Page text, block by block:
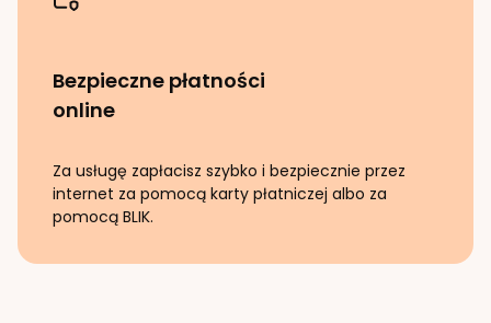
Bezpieczne płatności
online
Za usługę zapłacisz szybko i bezpiecznie przez
internet za pomocą karty płatniczej albo za
pomocą BLIK.